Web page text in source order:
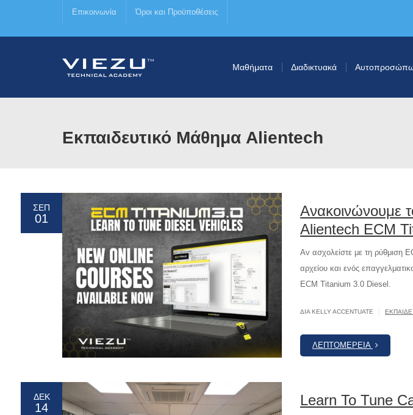
Επικοινωνία Όροι και Προϋποθέσεις
Μαθήματα Διαδικτυακά
Εκπαιδευτικό Μάθημα Alientech
ΣΕΠ
01
Ανακοινώνουμε
Alientech ECM
Αν ασχολείστε με τη ρύθμιση
αρχείου και ενός
ECM Titanium 3.0 Diesel.
ΔΙΆ KELLY ACCENTUATE
ΛΕΠΤΟΜΈΡΕΙΑ
ΔΕΚ
14 Learn To Tune